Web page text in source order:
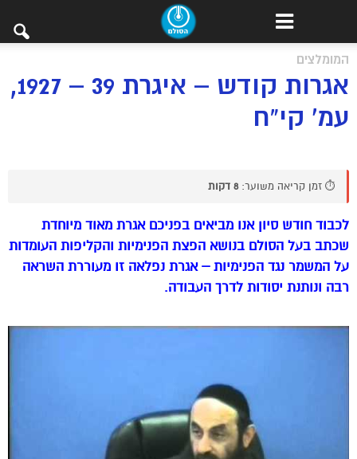
המומלצים
אגרות קודש – איגרת 39 – 1927,
עמ’ קי”ח
⏱️ זמן קריאה משוער:8 דקות
לכבוד חודש סיון אנו מביאים בפניכם אגרת מאוד מיוחדת
שכתב בעל הסולם בנושא הפצת הפנימיות והקליפות העומדות
על המשמר נגד הפנימיות – אגרת נפלאה זו מעוררת השראה
רבה ונותנת יסודות לדרך העבודה.